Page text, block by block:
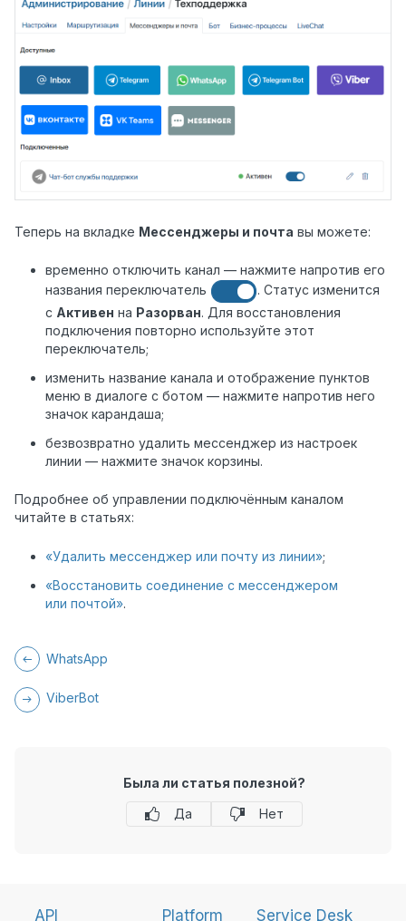
Теперь на вкладке Мессенджеры и почта вы можете:
временно отключить канал — нажмите напротив его
названия переключатель
. Статус изменится
с Активен на Разорван. Для восстановления
подключения повторно используйте этот
переключатель;
изменить название канала и отображение пунктов
меню в диалоге с ботом — нажмите напротив него
значок карандаша;
безвозвратно удалить мессенджер из настроек
линии — нажмите значок корзины.
Подробнее об управлении подключённым каналом
читайте в статьях:
«Удалить мессенджер или почту из линии»;
«Восстановить соединение с мессенджером
или почтой».
WhatsApp
ViberBot
Была ли статья полезной?
Да
Нет
API Platform Service Desk